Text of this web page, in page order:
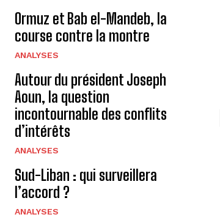
Ormuz et Bab el-Mandeb, la
course contre la montre
ANALYSES
Autour du président Joseph
Aoun, la question
incontournable des conflits
d’intérêts
ANALYSES
Sud-Liban : qui surveillera
l’accord ?
ANALYSES